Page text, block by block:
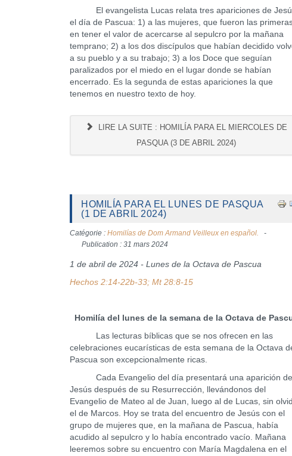
El evangelista Lucas relata tres apariciones de
el día de Pascua: 1) a las mujeres, que fueron las
en tener el valor de acercarse al sepulcro por la mañana
temprano; 2) a los dos discípulos que habían decidido
a su pueblo y a su trabajo; 3) a los Doce que seguían
paralizados por el miedo en el lugar donde se habían
encerrado. Es la segunda de estas apariciones la que
tenemos en nuestro texto de hoy.
LIRE LA SUITE : HOMILÍA PARA EL MIERCOLES DE
PASQUA (3 DE ABRIL 2024)
HOMILÍA PARA EL LUNES DE PASQUA
(1 DE ABRIL 2024)
Catégorie : Homilías de Dom Armand Veilleux en español.
Publication : 31 mars 2024
1 de abril de 2024 - Lunes de la Octava de Pascua
Hechos 2:14-22b-33; Mt 28:8-15
Homilía del lunes de la semana de la Octava de
Las lecturas bíblicas que se nos ofrecen en las
celebraciones eucarísticas de esta semana de la Octava
Pascua son excepcionalmente ricas.
Cada Evangelio del día presentará una aparición de
Jesús después de su Resurrección, llevándonos del
Evangelio de Mateo al de Juan, luego al de Lucas, sin
el de Marcos. Hoy se trata del encuentro de Jesús con el
grupo de mujeres que, en la mañana de Pascua, había
acudido al sepulcro y lo había encontrado vacío. Mañana
leeremos sobre su encuentro con María Magdalena en el